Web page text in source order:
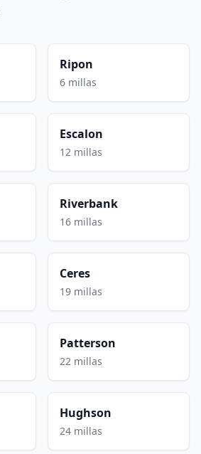
Ripon
6 millas
Escalon
12 millas
Riverbank
16 millas
Ceres
19 millas
Patterson
22 millas
Hughson
24 millas